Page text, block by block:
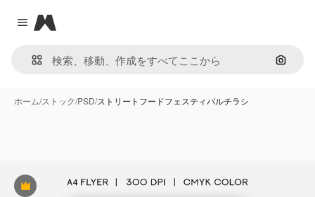
Close menu
Magnific
画像で
ホーム/ストック/PSD/ストリートフードフェスティバルチラシ
Premium